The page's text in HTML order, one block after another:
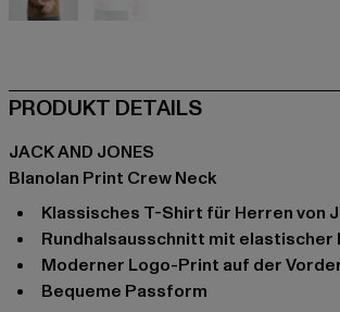
PRODUKT DETAILS
JACK AND JONES
Blanolan Print Crew Neck
Klassisches T-Shirt für Herren von
Rundhalsausschnitt mit
Moderner Logo-Print auf der
Bequeme Passform